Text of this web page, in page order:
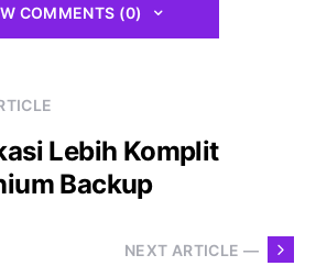
COMMENTS (0)
Lebih Komplit
Backup
NEXT ARTICLE —